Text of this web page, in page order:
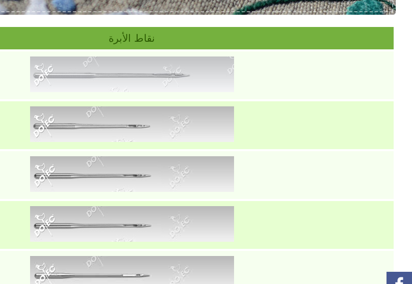
نقاط الأبرة